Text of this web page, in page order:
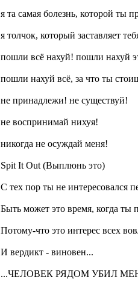
я та самая болезнь, которой ты
я толчок, который заставляет
пошли всё нахуй! пошли нахуй
пошли нахуй всё, за что ты
не принадлежи! не существуй!
не воспринимай нихуя!
никогда не осуждай меня!
Spit It Out (Выплюнь это)
С тех пор ты не интересовался
Быть может это время, когда ты
Потому-что это интерес всех
И вердикт - виновен...
...ЧЕЛОВЕК РЯДОМ УБИЛ